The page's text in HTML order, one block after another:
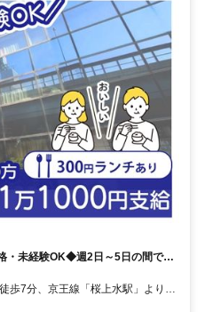
・未経験OK◆週2日～5日の間で時
ぼなし【杉並区、病院、上北沢
歩7分、京王線「桜上水駅」より徒